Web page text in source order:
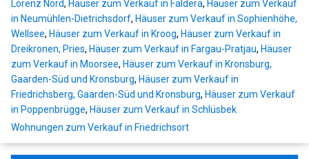
Lorenz Nord, Häuser zum Verkauf in Faldera, Häuser zum Verkauf
in Neumühlen-Dietrichsdorf, Häuser zum Verkauf in Sophienhöhe,
Wellsee, Häuser zum Verkauf in Kroog, Häuser zum Verkauf in
Dreikronen, Pries, Häuser zum Verkauf in Fargau-Pratjau, Häuser
zum Verkauf in Moorsee, Häuser zum Verkauf in Kronsburg,
Gaarden-Süd und Kronsburg, Häuser zum Verkauf in
Friedrichsberg, Gaarden-Süd und Kronsburg, Häuser zum Verkauf
in Poppenbrügge, Häuser zum Verkauf in Schlüsbek
Wohnungen zum Verkauf in Friedrichsort